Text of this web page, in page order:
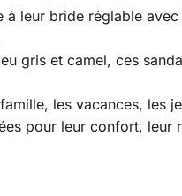
leur bride réglable
gris et camel, ces
les vacances, les
pour leur confort, leur